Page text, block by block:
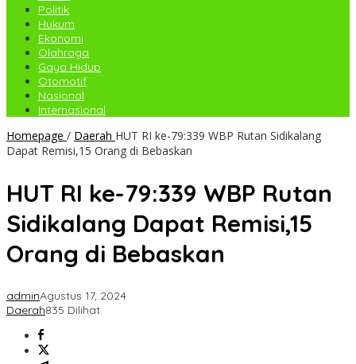
Politik
Hukum
Ekonomi
Olahraga
Gaya Hidup
Otomotif
Nasional
Internasional
Homepage / Daerah HUT RI ke-79:339 WBP Rutan Sidikalang
Dapat Remisi,15 Orang di Bebaskan
HUT RI ke-79:339 WBP Rutan
Sidikalang Dapat Remisi,15
Orang di Bebaskan
adminAgustus 17, 2024
Daerah835 Dilihat